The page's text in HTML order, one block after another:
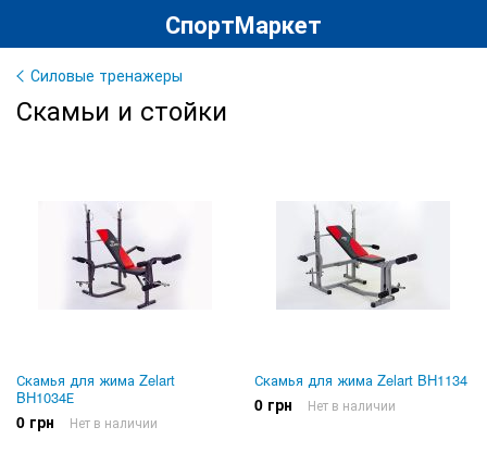
СпортМаркет
Силовые тренажеры
Скамьи и стойки
Скамья для жима Zelart
BH1034Е
0 грн Нет в наличии
Скамья для жима Zelart BH1134
0 грн Нет в наличии